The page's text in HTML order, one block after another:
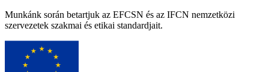
Munkánk során betartjuk az EFCSN és az IFCN nemzetközi
szervezetek szakmai és etikai standardjait.